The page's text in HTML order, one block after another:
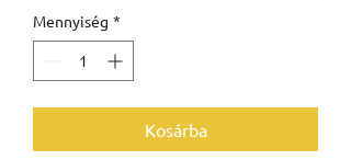
Mennyiség *
Kosárba